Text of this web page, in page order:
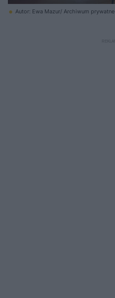
Autor: Ewa Mazur/ Archiwum prywatne